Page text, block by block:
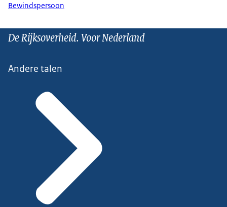
Bewindspersoon
De Rijksoverheid. Voor Nederland
Andere talen